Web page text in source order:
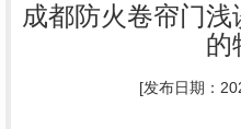
成都防火卷帘门
的
[发布日期：